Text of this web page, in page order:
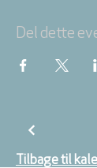
Del dette
Tilbage til